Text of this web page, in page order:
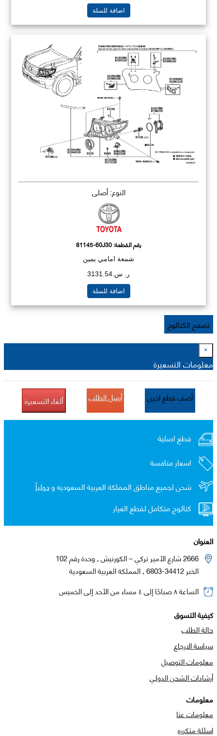
اضافة للسلة
النوع: أصلي
رقم القطعة:81145-60J30
شمعة امامي يمين
ر. س.3131.54
اضافة للسلة
تصفح الكتالوج
×
معلومات التسعيرة
أضف قطع اخرى أرسل الطلب ألغاء التسعيرة
قطع اصلية
اسعار منافسة
شحن لجميع مناطق المملكة العربية السعوديه ودولياً
كتالوج متكامل لقطع الغيار
العنوان
2666 شارع الأمير تركي – الكورنيش , وحدة رقم 102
الخبر 34412-6803 , المملكة العربية السعودية
الساعة ٨ صباحًا إلى ٤ مساء من الأحد إلى الخميس
كيفية التسوق
حالة الطلب
سياسة الارجاع
معلومات التوصيل
أرشادات الشحن الدولي
معلومات
معلومات عنا
اسئلة متكرره